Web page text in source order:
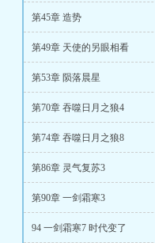
第45章 造势
第49章 天使的另眼相看
第53章 陨落晨星
第70章 吞噬日月之狼4
第74章 吞噬日月之狼8
第86章 灵气复苏3
第90章 一剑霜寒3
94 一剑霜寒7 时代变了